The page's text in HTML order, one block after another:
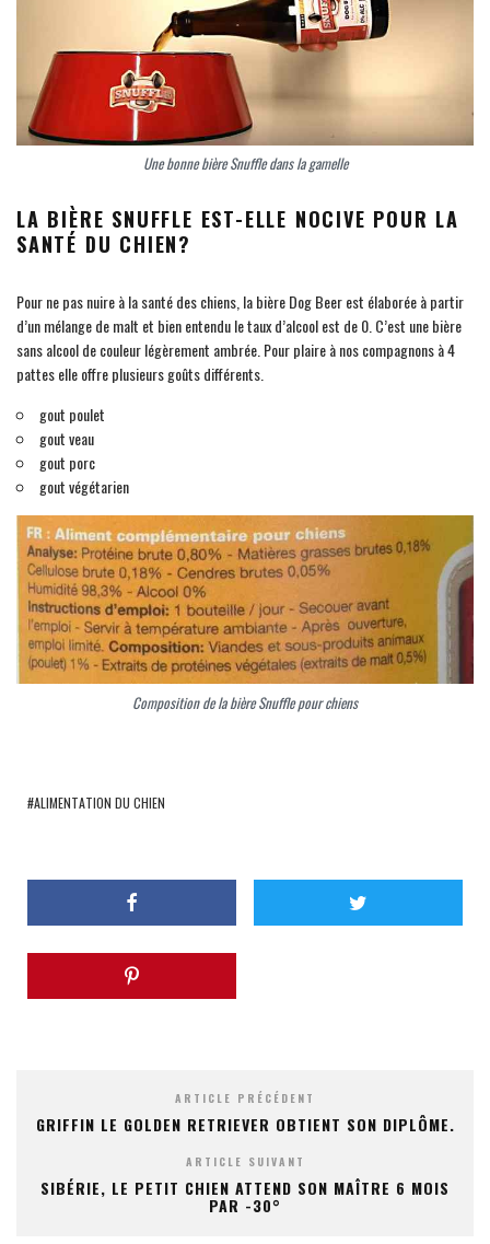
Une bonne bière Snuffle dans la gamelle
LA BIÈRE SNUFFLE EST-ELLE NOCIVE POUR LA
SANTÉ DU CHIEN?
Pour ne pas nuire à la santé des chiens, la bière Dog Beer est élaborée à partir
d’un mélange de malt et bien entendu le taux d’alcool est de 0. C’est une bière
sans alcool de couleur légèrement ambrée. Pour plaire à nos compagnons à 4
pattes elle offre plusieurs goûts différents.
gout poulet
gout veau
gout porc
gout végétarien
Composition de la bière Snuffle pour chiens
ALIMENTATION DU CHIEN
ARTICLE PRÉCÉDENT
GRIFFIN LE GOLDEN RETRIEVER OBTIENT SON DIPLÔME.
ARTICLE SUIVANT
SIBÉRIE, LE PETIT CHIEN ATTEND SON MAÎTRE 6 MOIS
PAR -30°